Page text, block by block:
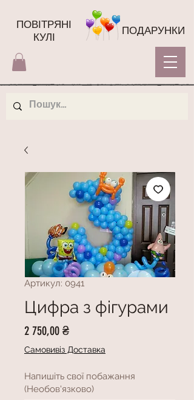
ПОВІТРЯНІ
КУЛІ
ПОДАРУНКИ
Артикул: 0941
Цифра з фігурами
2 750,00 ₴Ціна
Самовивіз Доставка
Напишіть свої побажання
(Необов'язково)